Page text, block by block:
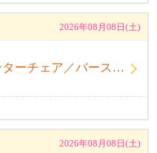
2026年08月08日(土)
【2脚セット $30】白カウンターチェア／バースツール 高さ調整式
2026年08月08日(土)